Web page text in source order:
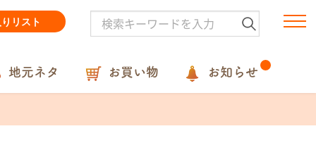
リスト
地元ネタ お買い物 お知らせ